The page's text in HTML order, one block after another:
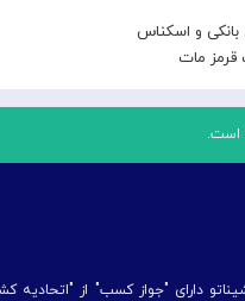
بانکی و اسکناس
قرمز مات
است.
دارای "جواز کسب" از "اتحادیه